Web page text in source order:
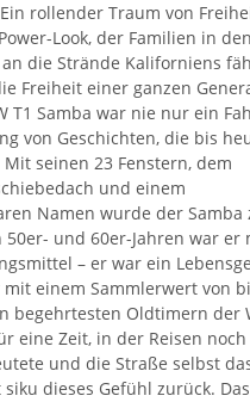
Ein rollender Traum von
Look, der Familien in
die Strände Kaliforniens
Freiheit einer ganzen
T1 Samba war nie nur ein
von Geschichten, die bis
seinen 23 Fenstern, dem
und einem
Namen wurde der Samba
50er- und 60er-Jahren war er
– er war ein
einem Sammlerwert von
begehrtesten Oldtimern der
eine Zeit, in der Reisen noch
und die Straße selbst
dieses Gefühl zurück.